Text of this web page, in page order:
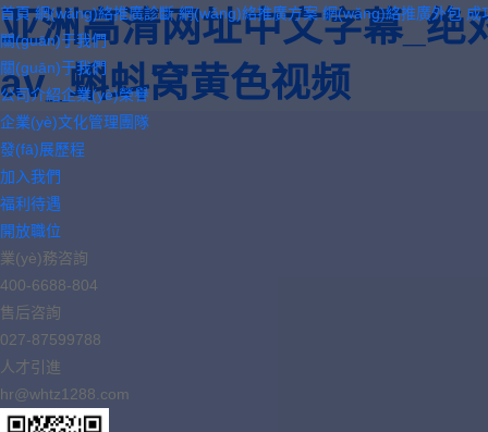
亚洲高清网址中文字幕_绝
av_蝌蚪窝黄色视频
首頁 網(wǎng)絡推廣診斷 網(wǎng)絡推廣方案 網(wǎng)絡推廣外包 成
關(guān)于我們
關(guān)于我們
公司介紹企業(yè)榮譽
企業(yè)文化管理團隊
發(fā)展歷程
加入我們
福利待遇
開放職位
業(yè)務咨詢
400-6688-804
售后咨詢
027-87599788
人才引進
hr@whtz1288.com